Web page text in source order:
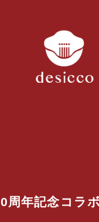
周年記念コラ